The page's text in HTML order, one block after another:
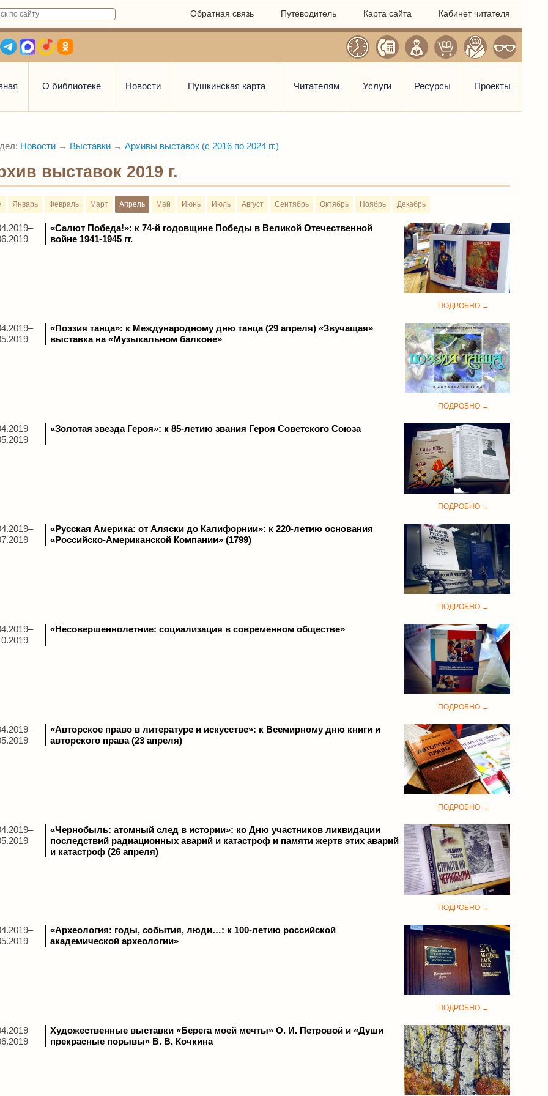
Обратная связь Путеводитель Карта сайта Кабинет читателя
О библиотеке Новости Пушкинская карта Читателям Услуги Ресурсы Проекты
Новости → Выставки → Архивы выставок (с 2016 по 2024 гг.)
выставок 2019 г.
Январь Февраль Март Апрель Май Июнь Июль Август Сентябрь Октябрь Ноябрь Декабрь
«Салют Победа!»: к 74-й годовщине Победы в Великой Отечественной
войне 1941-1945 гг.
ПОДРОБНО →
«Поэзия танца»: к Международному дню танца (29 апреля) «Звучащая»
выставка на «Музыкальном балконе»
ПОДРОБНО →
«Золотая звезда Героя»: к 85-летию звания Героя Советского Союза
ПОДРОБНО →
«Русская Америка: от Аляски до Калифорнии»: к 220-летию основания
«Российско-Американской Компании» (1799)
ПОДРОБНО →
«Несовершеннолетние: социализация в современном обществе»
ПОДРОБНО →
«Авторское право в литературе и искусстве»: к Всемирному дню книги и
авторского права (23 апреля)
ПОДРОБНО →
«Чернобыль: атомный след в истории»: ко Дню участников ликвидации
последствий радиационных аварий и катастроф и памяти жертв этих аварий
и катастроф (26 апреля)
ПОДРОБНО →
«Археология: годы, события, люди…: к 100-летию российской
академической археологии»
ПОДРОБНО →
Художественные выставки «Берега моей мечты» О. И. Петровой и «Души
прекрасные порывы» В. В. Кочкина